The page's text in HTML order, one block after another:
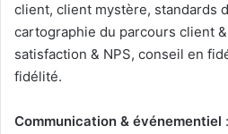
client, client mystère, standards
cartographie du parcours client
satisfaction & NPS, conseil en
fidélité.
Communication & événementiel